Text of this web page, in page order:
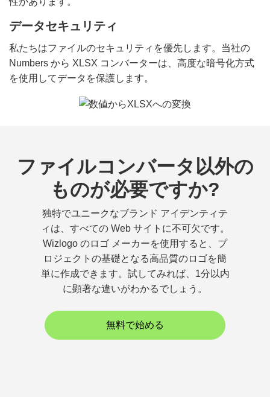
データセキュリティ
私たちはファイルのセキュリティを優先します。当社の
Numbers から XLSX コンバーターは、高度な暗号化方式
を使用してデータを保護します。
ファイルコンバータ以外の
ものが必要ですか?
独特でユニークなブランド アイデンティテ
ィは、すべての Web サイトに不可欠です。
Wizlogo のロゴ メーカーを使用すると、プ
ロジェクトの基礎となる高品質のロゴを簡
単に作成できます。試してみれば、1分以内
に顕著な違いがわかるでしょう。
無料で始める